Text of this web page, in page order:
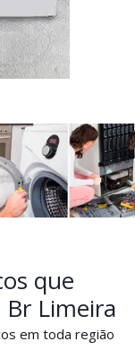
que
Br Limeira
em toda região